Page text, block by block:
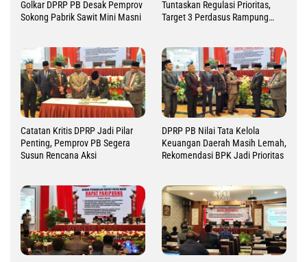
Golkar DPRP PB Desak Pemprov
Sokong Pabrik Sawit Mini Masni
Tuntaskan Regulasi Prioritas,
Target 3 Perdasus Rampung
Catatan Kritis DPRP Jadi Pilar
Penting, Pemprov PB Segera
Susun Rencana Aksi
DPRP PB Nilai Tata Kelola
Keuangan Daerah Masih Lemah,
Rekomendasi BPK Jadi Prioritas